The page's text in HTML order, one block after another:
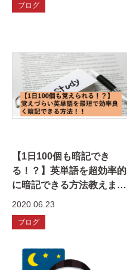
ブログ
【1日100個も暗記でき
る！？】英単語を超効率的
に暗記できる方法教えま
す！
2020.06.23
ブログ